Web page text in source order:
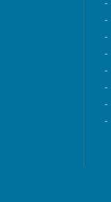
－
－
－
－
－
－
－
－